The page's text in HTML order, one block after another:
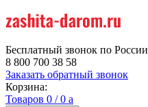
Бесплатный звонок по России
8 800 700 38 58
Заказать обратный звонок
Корзина:
Товаров 0 /0 a